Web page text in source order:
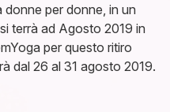
per donne, in un
terrà ad Agosto 2019 in
per questo ritiro
dal 26 al 31 agosto 2019.